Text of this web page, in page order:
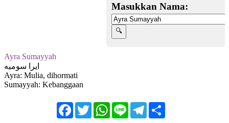
Masukkan Nama:
Ayra Sumayyah
ایرا سوميه
Ayra: Mulia, dihormati
Sumayyah: Kebanggaan
FacebookTwitterWhatsApp
Line Telegram